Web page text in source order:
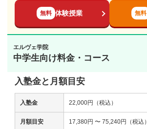
無料 体験授業 無料
エルヴェ学院
中学生向け料金・コース
入塾金と月額目安
入塾金 22,000円（税込）
月額目安 17,380円 〜 75,240円（税込）